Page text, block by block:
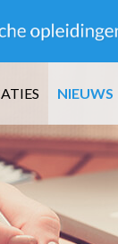
NIEUWS